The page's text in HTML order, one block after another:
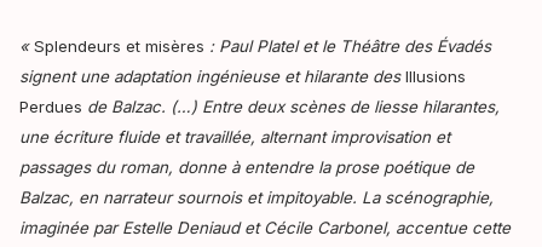
«Splendeurs et misères : Paul Platel et le Théâtre des Évadés
signent une adaptation ingénieuse et hilarante desIllusions
Perdues de Balzac. (…) Entre deux scènes de liesse hilarantes,
une écriture fluide et travaillée, alternant improvisation et
passages du roman, donne à entendre la prose poétique de
Balzac, en narrateur sournois et impitoyable. La scénographie,
imaginée par Estelle Deniaud et Cécile Carbonel, accentue cette